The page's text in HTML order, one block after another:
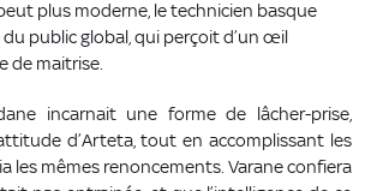
plus moderne, le technicien basque
du public global, qui perçoit d’un œil
de maitrise.
incarnait une forme de lâcher-prise,
d’Arteta, tout en accomplissant les
les mêmes renoncements. Varane confiera